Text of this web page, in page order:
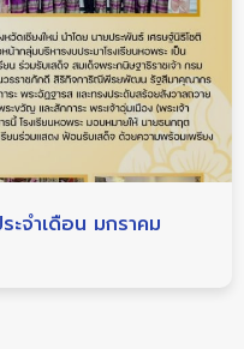
จำเดือน มกราคม